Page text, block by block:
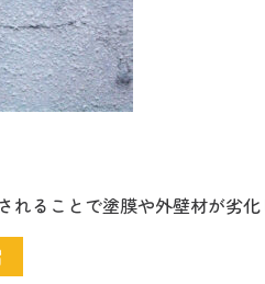
れることで塗膜や外壁材が劣